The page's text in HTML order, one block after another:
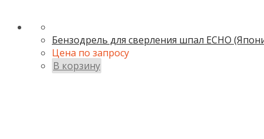
Бензодрель для сверления шпал ECHO
Цена по запросу
В корзину